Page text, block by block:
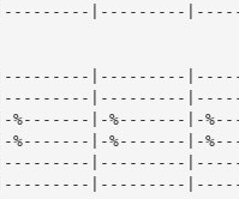
|---------
|---------
|---------
|-%-------|-
|-%-------|-
|---------
|---------